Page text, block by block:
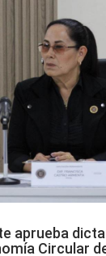
aprueba
Circular